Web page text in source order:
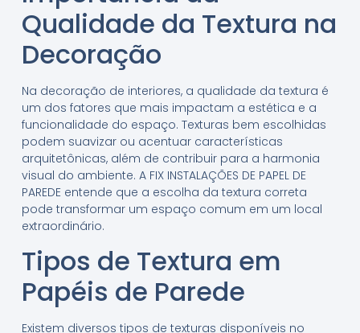
Qualidade da Textura na
Decoração
Na decoração de interiores, a qualidade da textura é
um dos fatores que mais impactam a estética e a
funcionalidade do espaço. Texturas bem escolhidas
podem suavizar ou acentuar características
arquitetônicas, além de contribuir para a harmonia
visual do ambiente. A FIX INSTALAÇÕES DE PAPEL DE
PAREDE entende que a escolha da textura correta
pode transformar um espaço comum em um local
extraordinário.
Tipos de Textura em
Papéis de Parede
Existem diversos tipos de texturas disponíveis no